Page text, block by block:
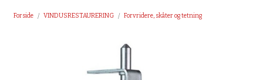
Forside VINDUSRESTAURERING Forvridere, skåter og tetning